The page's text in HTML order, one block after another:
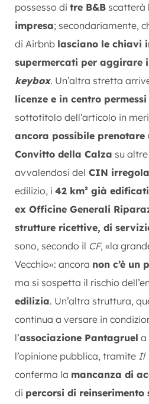
possesso di tre B&B scatterà
impresa; secondariamente,
di Airbnb lasciano le chiavi
supermercati per aggirare
keybox. Un’altra stretta
licenze e in centro
sottotitolo dell’articolo in
ancora possibile prenotare
Convitto della Calza su
avvalendosi del CIN
edilizio, i 42 km² già edificati
ex Officine Generali
strutture ricettive, di
sono, secondo il CF, «la
Vecchio»: ancora non c’è un
ma si sospetta il rischio
edilizia. Un’altra struttura,
continua a versare in
l’associazione Pantagruel a
l’opinione pubblica, tramite Il
conferma la mancanza di
di percorsi di reinserimento